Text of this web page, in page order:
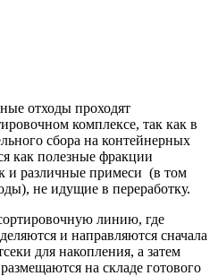
отходы проходят
комплексе, так как в
сбора на контейнерных
как полезные фракции
и различные примеси (в том
не идущие в переработку.
линию, где
и направляются сначала
для накопления, а затем
на складе готового